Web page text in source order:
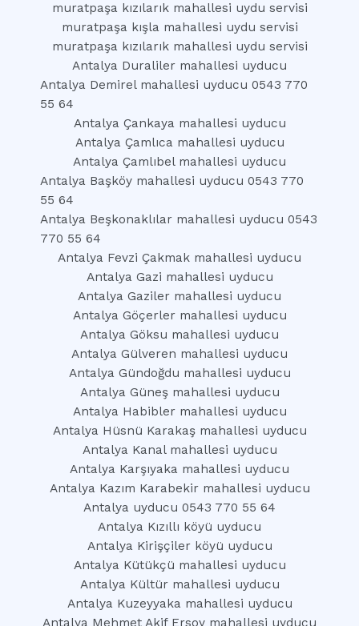
muratpaşa kızılarık mahallesi uydu servisi
muratpaşa kışla mahallesi uydu servisi
muratpaşa kızılarık mahallesi uydu servisi
Antalya Duraliler mahallesi uyducu
Antalya Demirel mahallesi uyducu 0543 770
55 64
Antalya Çankaya mahallesi uyducu
Antalya Çamlıca mahallesi uyducu
Antalya Çamlıbel mahallesi uyducu
Antalya Başköy mahallesi uyducu 0543 770
55 64
Antalya Beşkonaklılar mahallesi uyducu 0543
770 55 64
Antalya Fevzi Çakmak mahallesi uyducu
Antalya Gazi mahallesi uyducu
Antalya Gaziler mahallesi uyducu
Antalya Göçerler mahallesi uyducu
Antalya Göksu mahallesi uyducu
Antalya Gülveren mahallesi uyducu
Antalya Gündoğdu mahallesi uyducu
Antalya Güneş mahallesi uyducu
Antalya Habibler mahallesi uyducu
Antalya Hüsnü Karakaş mahallesi uyducu
Antalya Kanal mahallesi uyducu
Antalya Karşıyaka mahallesi uyducu
Antalya Kazım Karabekir mahallesi uyducu
Antalya uyducu 0543 770 55 64
Antalya Kızıllı köyü uyducu
Antalya Kirişçiler köyü uyducu
Antalya Kütükçü mahallesi uyducu
Antalya Kültür mahallesi uyducu
Antalya Kuzeyyaka mahallesi uyducu
Antalya Mehmet Akif Ersoy mahallesi uyducu